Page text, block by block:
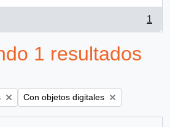
1
1 resultados
filter:Remove filter:
Con objetos digitales